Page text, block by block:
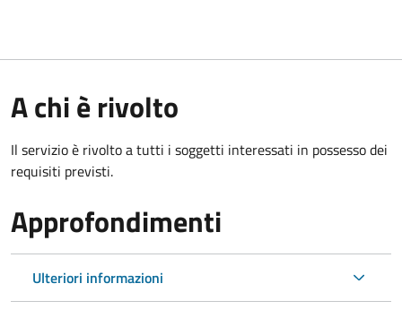
A chi è rivolto
Il servizio è rivolto a tutti i soggetti interessati in possesso dei
requisiti previsti.
Approfondimenti
Ulteriori informazioni